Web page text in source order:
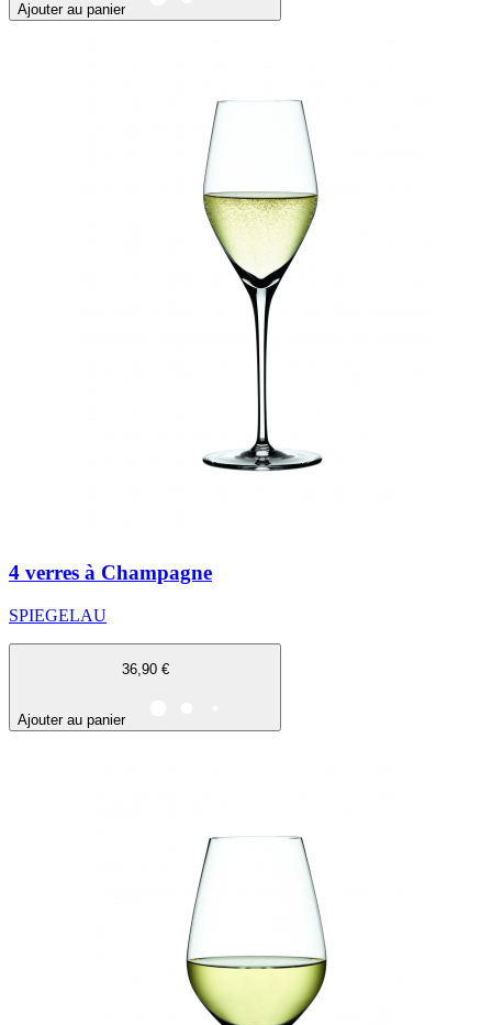
Ajouter au panier
4 verres à Champagne
SPIEGELAU
36,90 €
Ajouter au panier